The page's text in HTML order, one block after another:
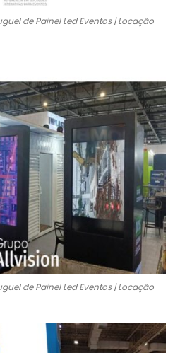
de Painel Led Eventos | Locação
de Painel Led Eventos | Locação